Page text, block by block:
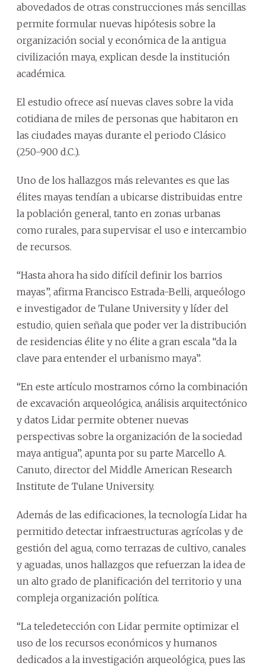
abovedados de otras construcciones más sencillas
permite formular nuevas hipótesis sobre la
organización social y económica de la antigua
civilización maya, explican desde la institución
académica.
El estudio ofrece así nuevas claves sobre la vida
cotidiana de miles de personas que habitaron en
las ciudades mayas durante el periodo Clásico
(250-900 d.C.).
Uno de los hallazgos más relevantes es que las
élites mayas tendían a ubicarse distribuidas entre
la población general, tanto en zonas urbanas
como rurales, para supervisar el uso e intercambio
de recursos.
“Hasta ahora ha sido difícil definir los barrios
mayas”, afirma Francisco Estrada-Belli, arqueólogo
e investigador de Tulane University y líder del
estudio, quien señala que poder ver la distribución
de residencias élite y no élite a gran escala “da la
clave para entender el urbanismo maya”.
“En este artículo mostramos cómo la combinación
de excavación arqueológica, análisis arquitectónico
y datos Lidar permite obtener nuevas
perspectivas sobre la organización de la sociedad
maya antigua”, apunta por su parte Marcello A.
Canuto, director del Middle American Research
Institute de Tulane University.
Además de las edificaciones, la tecnología Lidar ha
permitido detectar infraestructuras agrícolas y de
gestión del agua, como terrazas de cultivo, canales
y aguadas, unos hallazgos que refuerzan la idea de
un alto grado de planificación del territorio y una
compleja organización política.
“La teledetección con Lidar permite optimizar el
uso de los recursos económicos y humanos
dedicados a la investigación arqueológica, pues las